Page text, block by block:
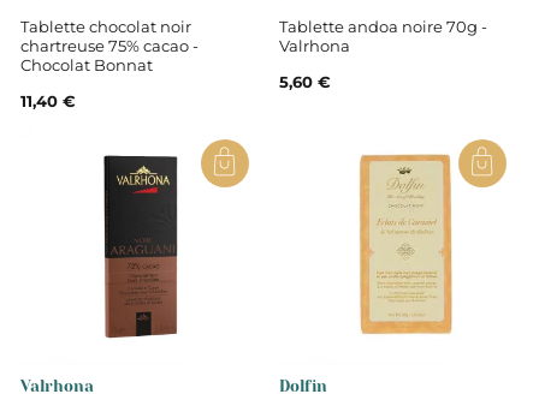
Tablette chocolat noir
chartreuse 75% cacao -
Chocolat Bonnat
11,40 €
Tablette andoa noire 70g -
Valrhona
5,60 €
Valrhona Dolfin